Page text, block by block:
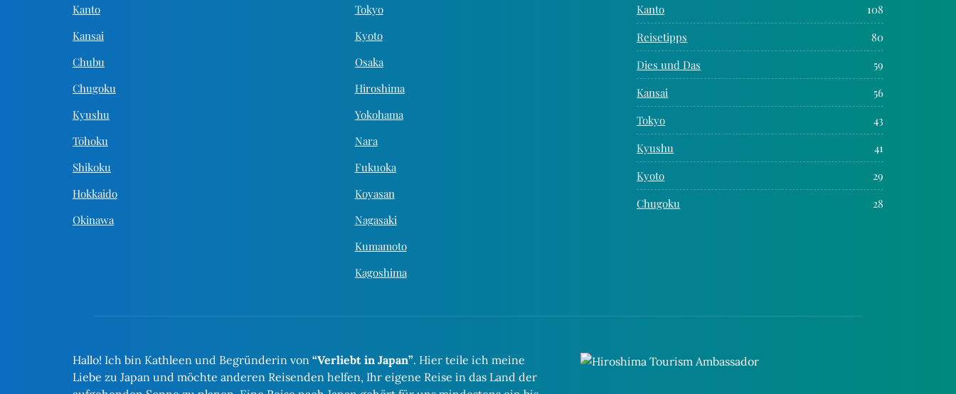
Kanto
Kansai
Chubu
Chugoku
Kyushu
Tōhoku
Shikoku
Hokkaido
Okinawa
Tokyo
Kyoto
Osaka
Hiroshima
Yokohama
Nara
Fukuoka
Koyasan
Nagasaki
Kumamoto
Kagoshima
Kanto
108
Reisetipps
80
Dies und Das
59
Kansai
56
Tokyo
43
Kyushu
41
Kyoto
29
Chugoku
28
Hallo! Ich bin Kathleen und Begründerin von “Verliebt in Japan”. Hier teile ich meine
Liebe zu Japan und möchte anderen Reisenden helfen, Ihr eigene Reise in das Land der